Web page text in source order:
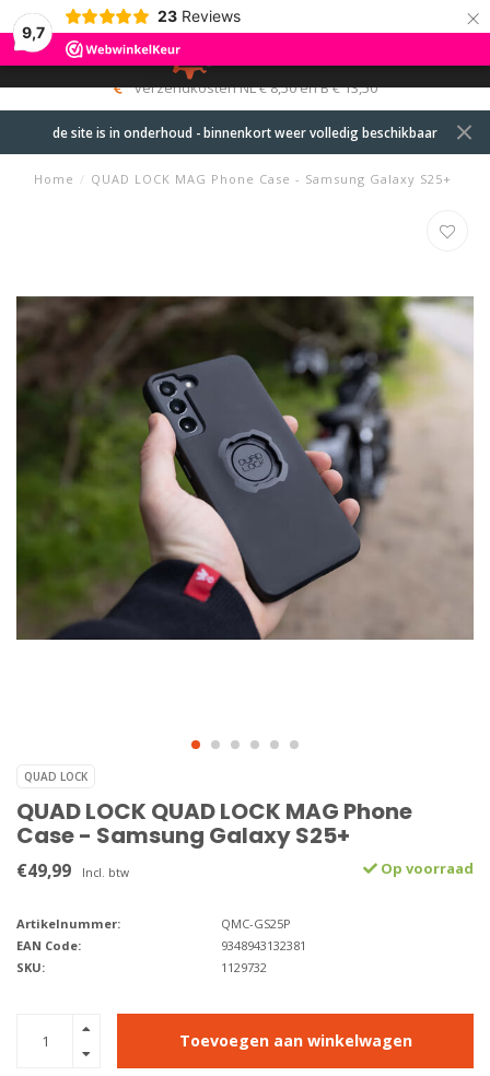
9,7
23 Reviews ×
MENU
0
verzendkosten NL € 8,50 en B € 13,50
de site is in onderhoud - binnenkort weer volledig beschikbaar
Home / QUAD LOCK MAG Phone Case - Samsung Galaxy S25+
QUAD LOCK
QUAD LOCK QUAD LOCK MAG Phone
Case - Samsung Galaxy S25+
€49,99 Incl. btw Op voorraad
Artikelnummer:
QMC-GS25P
EAN Code:
9348943132381
SKU:
1129732
Toevoegen aan winkelwagen